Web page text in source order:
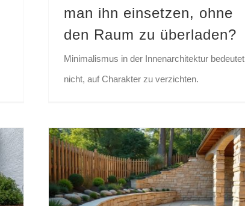
man ihn einsetzen, ohne
den Raum zu überladen?
Minimalismus in der Innenarchitektur bedeutet
nicht, auf Charakter zu verzichten.